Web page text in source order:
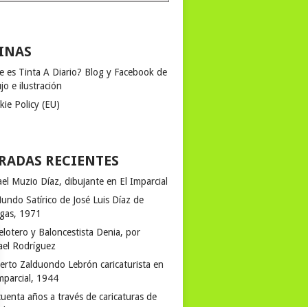
es Tinta A Diario? Blog y Facebook de
e ilustración
Policy (EU)
RECIENTES
Muzio Díaz, dibujante en El Imparcial
Satírico de José Luis Díaz de
1971
y Baloncestista Denia, por
Rodríguez
Zalduondo Lebrón caricaturista en
1944
años a través de caricaturas de